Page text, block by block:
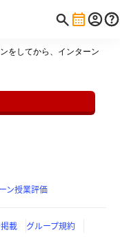
をしてから、インターン
ン授業評価
載
グループ規約